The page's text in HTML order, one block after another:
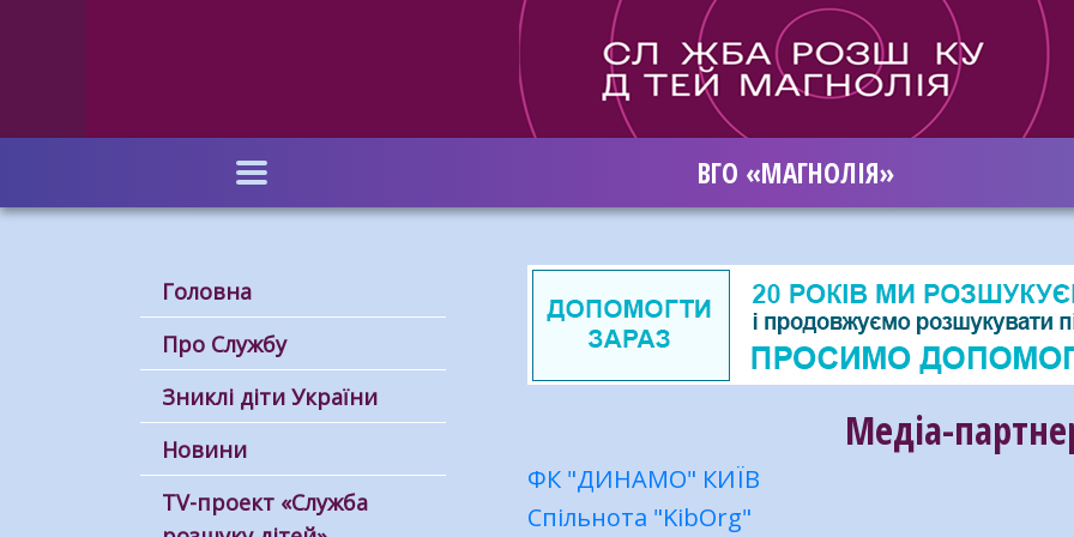
ВГО «МАГНОЛІЯ»
Головна
Про Службу
Зниклі діти України
Новини
ТV-проект «Служба
Медіа-
ФК "ДИНАМО" КИЇВ
Спільнота "KibOrg"